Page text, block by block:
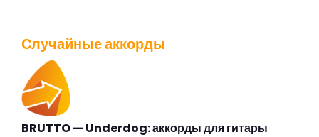
В городе моём (Всегда)
В этом городе ф.
Перейти
Случайные аккорды
BRUTTO — Underdog: аккорды для гитары